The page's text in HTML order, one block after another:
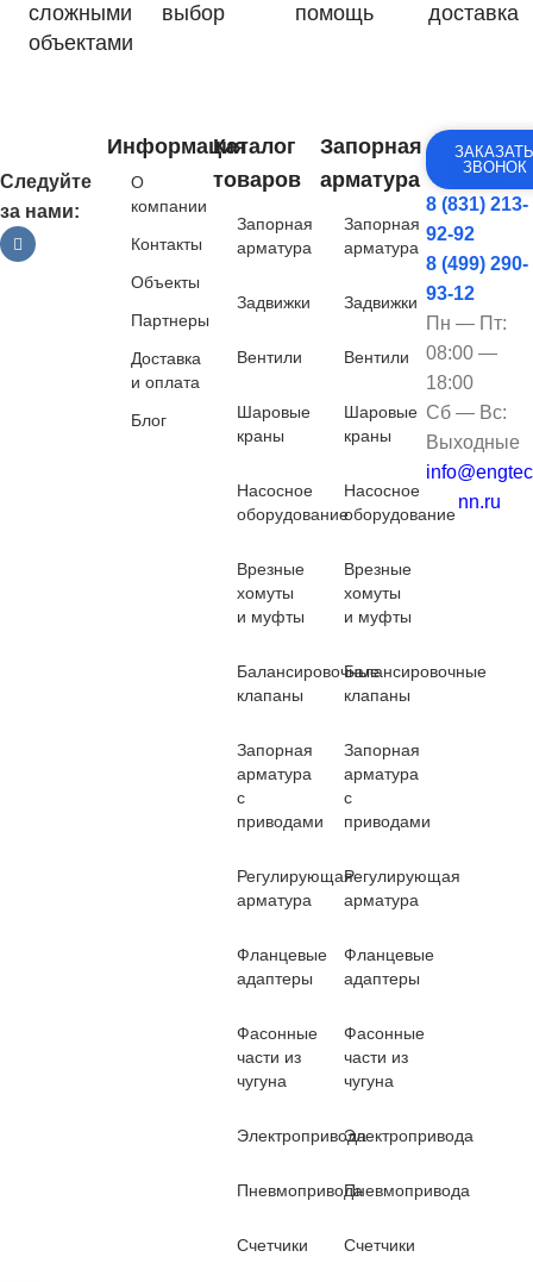
сложными
объектами
выбор
помощь
доставка
Следуйте
за нами:
Информация
О
компании
Контакты
Объекты
Партнеры
Доставка
и оплата
Блог
Каталог
товаров
Запорная
арматура
Задвижки
Вентили
Шаровые
краны
Насосное
оборудование
Врезные
хомуты
и муфты
Балансировочные
клапаны
Запорная
арматура
с
приводами
Регулирующая
арматура
Фланцевые
адаптеры
Фасонные
части из
чугуна
Электропривода
Пневмопривода
Счетчики
Запорная
арматура
Запорная
арматура
Задвижки
Вентили
Шаровые
краны
Насосное
оборудование
Врезные
хомуты
и муфты
Балансировочные
клапаны
Запорная
арматура
с
приводами
Регулирующая
арматура
Фланцевые
адаптеры
Фасонные
части из
чугуна
Электропривода
Пневмопривода
Счетчики
ЗВОНОК
8 (831) 213-
92-92
8 (499) 290-
93-12
Пн — Пт:
08:00 —
18:00
Сб — Вс:
Выходные
nn.ru